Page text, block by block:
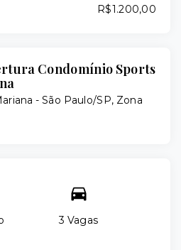
R$1.200,00
Condomínio Sports
- São Paulo/SP, Zona
3 Vagas